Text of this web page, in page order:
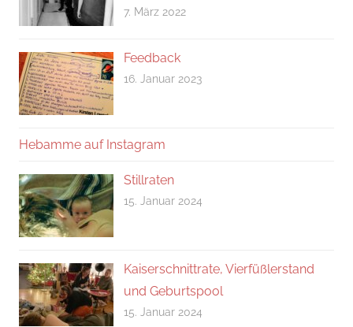
7. März 2022
Feedback
16. Januar 2023
Hebamme auf Instagram
Stillraten
15. Januar 2024
Kaiserschnittrate, Vierfüßlerstand
und Geburtspool
15. Januar 2024